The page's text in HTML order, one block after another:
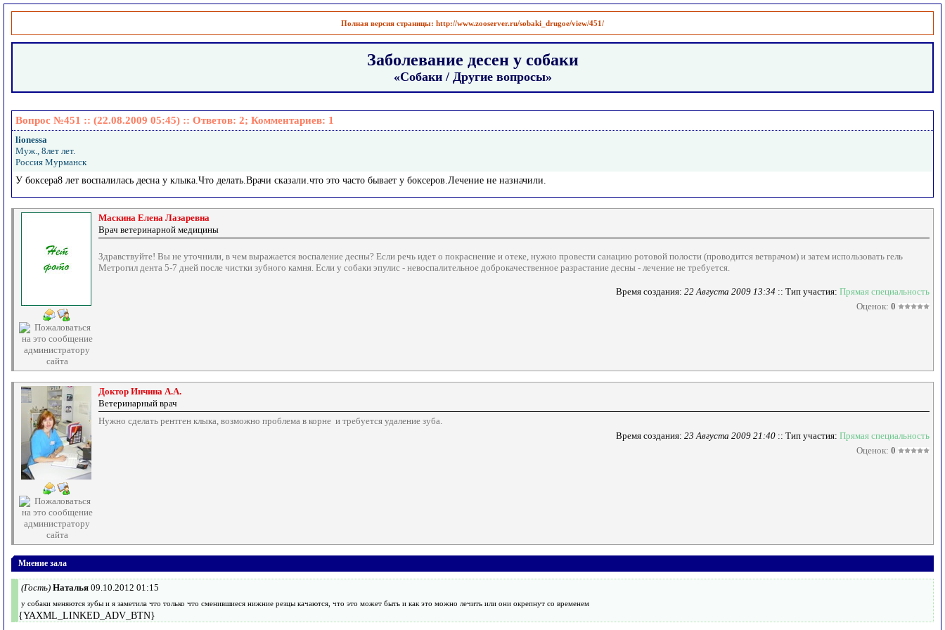
Полная версия страницы: http://www.zooserver.ru/sobaki_drugoe/view/451/
Заболевание десен у собаки
«Собаки / Другие вопросы»
Вопрос №451 :: (22.08.2009 05:45) :: Ответов: 2; Комментариев: 1
lionessa
Муж., 8лет лет.
Россия Мурманск
У боксера8 лет воспалилась десна у клыка.Что делать.Врачи сказали.что это часто бывает у боксеров.Лечение не назначили.
Маскина Елена Лазаревна
Врач ветеринарной медицины
Здравствуйте! Вы не уточнили, в чем выражается воспаление десны? Если речь идет о покраснение и отеке, нужно провести санацию ротовой полости (проводится ветврачом) и затем использовать гель
Метрогил дента 5-7 дней после чистки зубного камня. Если у собаки эпулис - невоспалительное доброкачественное разрастание десны - лечение не требуется.
Время создания: 22 Августа 2009 13:34 :: Тип участия: Прямая специальность
Оценок: 0
Доктор Инчина А.А.
Ветеринарный врач
Нужно сделать рентген клыка, возможно проблема в корне и требуется удаление зуба.
Время создания: 23 Августа 2009 21:40 :: Тип участия: Прямая специальность
Оценок: 0
Мнение зала
(Гость) Наталья 09.10.2012 01:15
у собаки меняются зубы и я заметила что только что сменившиеся нижние резцы качаются, что это может быть и как это можно лечить или они окрепнут со временем
{YAXML_LINKED_ADV_BTN}